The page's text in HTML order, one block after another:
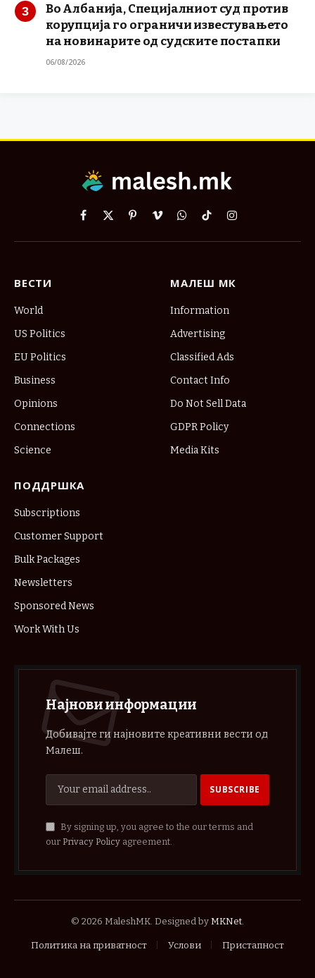
Во Албанија, Специјалниот суд против
корупција го ограничи известувањето
на новинарите од судските постапки
06/08/2026
Facebook
X
PinterestVimeoWhatsApp
TikTokInstagram
ВЕСТИ
World
US Politics
EU Politics
Business
Opinions
Connections
Science
МАЛЕШ МК
Information
Advertising
Classified Ads
Contact Info
Do Not Sell Data
GDPR Policy
Media Kits
ПОДДРШКА
Subscriptions
Customer Support
Bulk Packages
Newsletters
Sponsored News
Work With Us
Најнови информации
Добивајте ги најновите креативни вести од
Малеш.
By signing up, you agree to the our terms and
our Privacy Policyagreement.
© 2026 MaleshMK. Designed by MKNet
Политика на приватност Услови Пристапност